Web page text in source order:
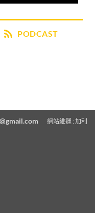
PODCAST
網站維運 : 加利